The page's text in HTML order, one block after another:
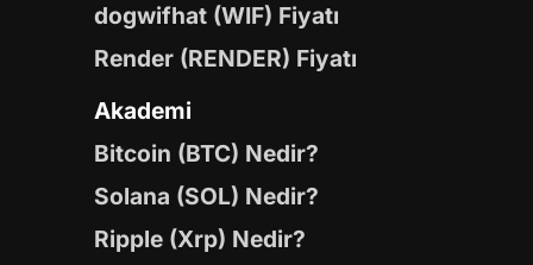
dogwifhat (WIF) Fiyatı
Render (RENDER) Fiyatı
Akademi
Bitcoin (BTC) Nedir?
Solana (SOL) Nedir?
Ripple (Xrp) Nedir?